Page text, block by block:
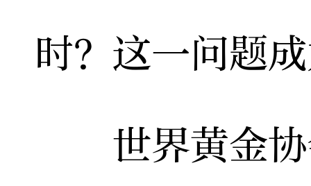
时？这一问题
世界黄金协